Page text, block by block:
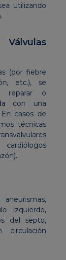
utilizando
(por fiebre
etc.), se
reparar o
con una
casos de
técnicas
izquierdo,
del septo,
circulación